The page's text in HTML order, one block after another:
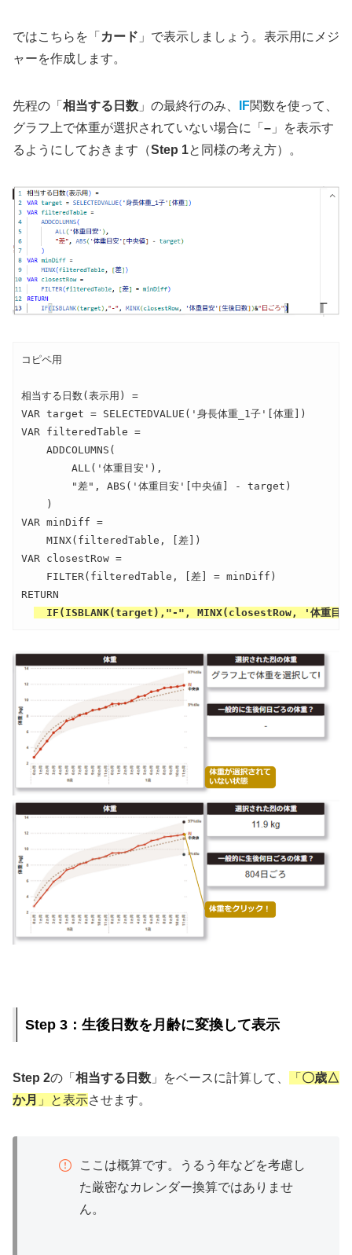
ではこちらを「 カード 」で表示しましょう。表示用にメジ
ャーを作成します。
先程の「 相当する日数 」の最終行のみ、 IF関数を使って、
グラフ上で体重が選択されていない場合に「 – 」を表示す
るようにしておきます（Step 1と同様の考え方）。
コピペ用
相当する日数(表示用) =
VAR target = SELECTEDVALUE('身長体重_1子'[体重])
VAR filteredTable =
    ADDCOLUMNS(
        ALL('体重目安'),
        "差", ABS('体重目安'[中央値] - target)
    )
VAR minDiff =
    MINX(filteredTable, [差])
VAR closestRow =
    FILTER(filteredTable, [差] = minDiff)
RETURN
IF(ISBLANK(target),"-", MINX(closestRow, '体重目安
Step 3：生後日数を月齢に変換して表示
Step 2の「 相当する日数 」をベースに計算して、 「 〇歳△
か月 」と表示させます。
ここは概算です。うるう年などを考慮し
た厳密なカレンダー換算ではありませ
ん。